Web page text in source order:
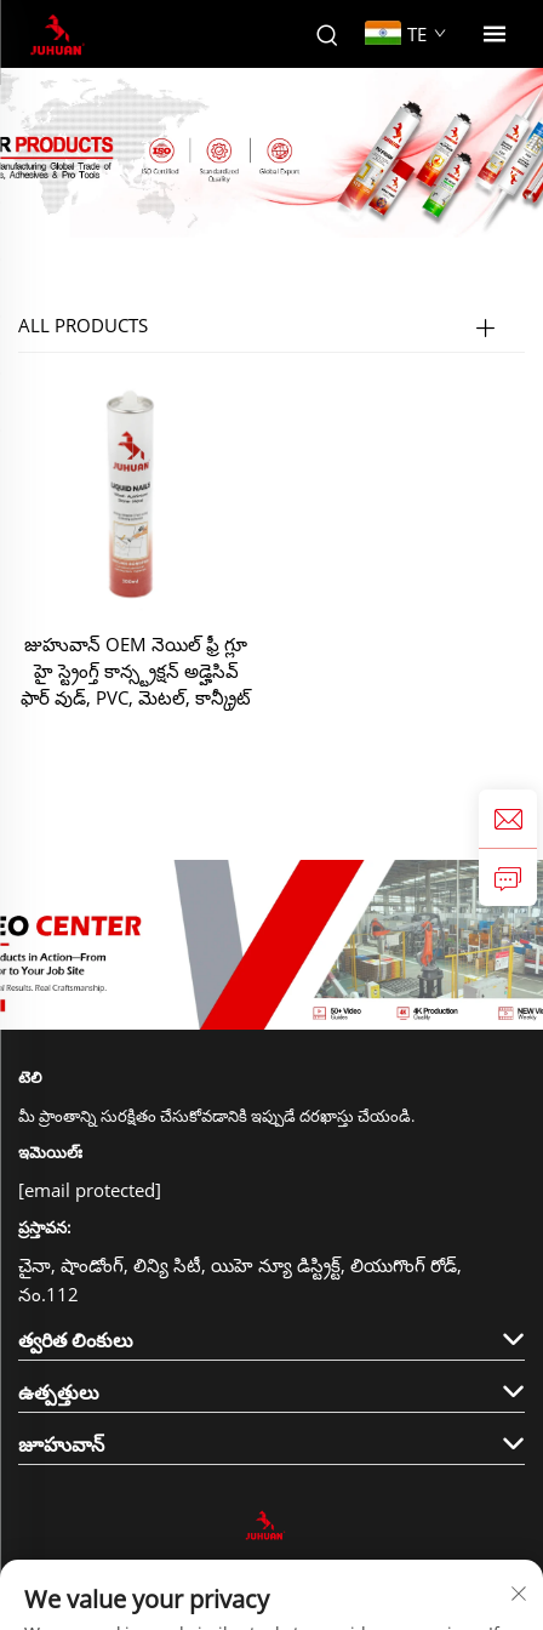
TE
ALL PRODUCTS
జుహువాన్ OEM నెయిల్ ఫ్రీ గ్లూ
హై స్ట్రెంగ్త్ కాన్స్ట్రక్షన్ అడ్హెసివ్
ఫార్ వుడ్, PVC, మెటల్, కాన్క్రీట్
టెలి
మీ ప్రాంతాన్ని సురక్షితం చేసుకోవడానికి ఇప్పుడే దరఖాస్తు చేయండి.
ఇమెయిల్ః
[email protected]
ప్రస్తావన:
చైనా, షాండోంగ్, లిన్యి సిటీ, యిహె న్యూ డిస్ట్రిక్ట్, లియుగొంగ్ రోడ్,
నం.112
త్వరిత లింకులు
ఉత్పత్తులు
జూహువాన్
We value your privacy